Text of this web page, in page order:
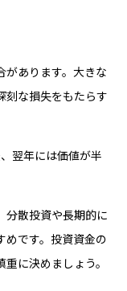
があります。大きな
刻な損失をもたらす
翌年には価値が半
分散投資や長期的に
めです。投資資金の
に決めましょう。